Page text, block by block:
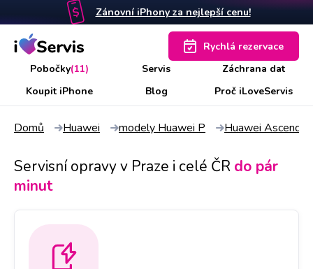
Zánovní iPhony za nejlepší cenu!
Pobočky(11) Servis
Záchrana dat
Koupit iPhone
Blog Proč iLoveServis
Rychlá rezervace
Domů Huawei modely Huawei P Huawei Ascend
Servisní opravy v Praze i celé ČR do pár
minut